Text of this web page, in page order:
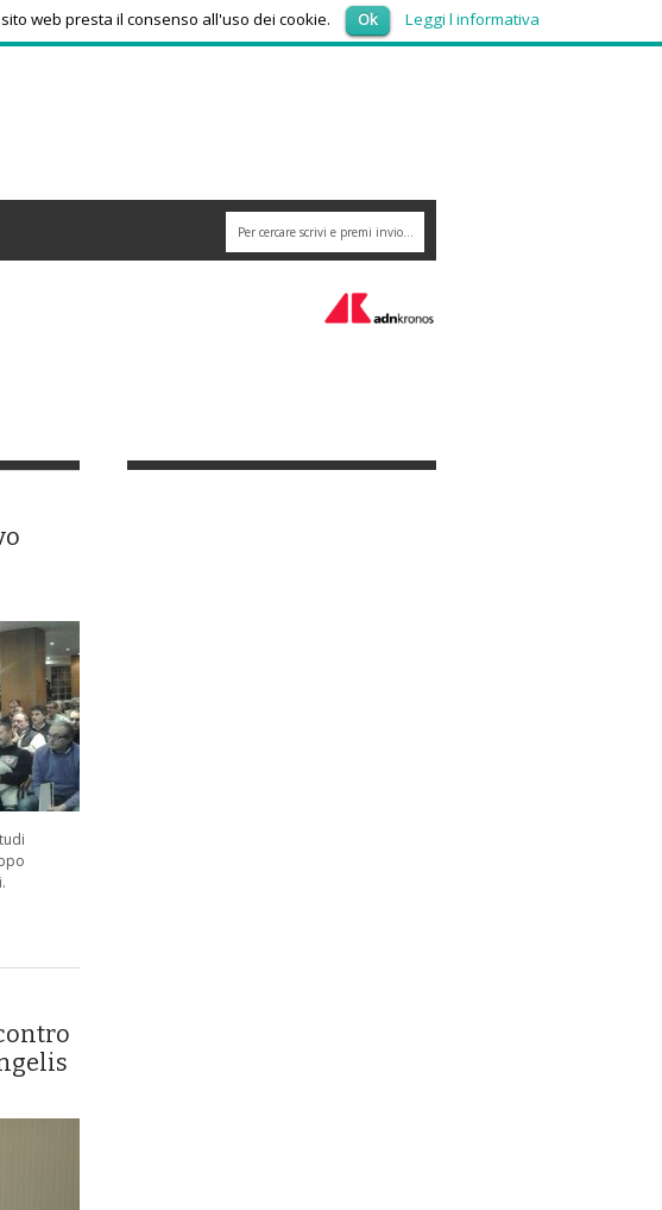
giovedì 6, Agosto 2026
web presta il consenso all'uso dei cookie. Ok Leggi l informativa